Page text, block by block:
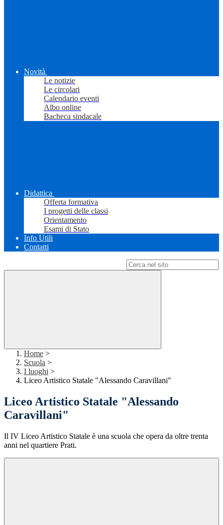
Novità
Le notizie
Le circolari
Calendario eventi
Albo online
Bacheca sindacale
Didattica
Offerta formativa
I progetti delle classi
Orientamento
Esami di Stato
Info Utili
Contatti
Home >
Scuola >
I luoghi >
Liceo Artistico Statale "Alessando Caravillani"
Liceo Artistico Statale "Alessando
Caravillani"
Il IV Liceo Artistico Statale è una scuola che opera da oltre trenta
anni nel quartiere Prati.